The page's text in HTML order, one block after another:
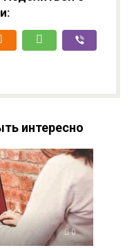
интересно
0